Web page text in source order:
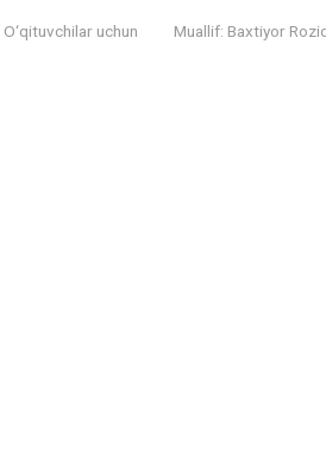
O‘qituvchilar uchun Muallif: Baxtiyor